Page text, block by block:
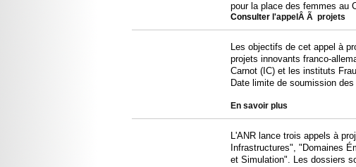
pour la place des femmes au
Consulter l'appelÂ Ã projets
Les objectifs de cet appel à
projets innovants franco-
Carnot (IC) et les instituts
Date limite de soumission
En savoir plus
L'ANR lance trois appels à
Infrastructures", "Domaines
et Simulation". Les dossiers